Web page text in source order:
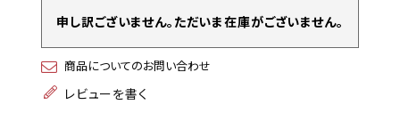
申し訳ございません。ただいま在庫がございません。
商品についてのお問い合わせ
レビューを書く